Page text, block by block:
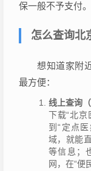
保一般不予支付。
怎么查询北
想知道家附
最方便：
线上查询（
下载“北京
到“定点
域，就能
等信息；
网，在“便